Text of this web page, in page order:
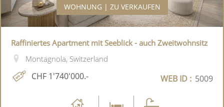
WOHNUNG | ZU VERKAUFEN
Raffiniertes Apartment mit Seeblick - auch Zweitwohnsitz
Montagnola, Switzerland
CHF 1'740'000.- WEB ID : 5009